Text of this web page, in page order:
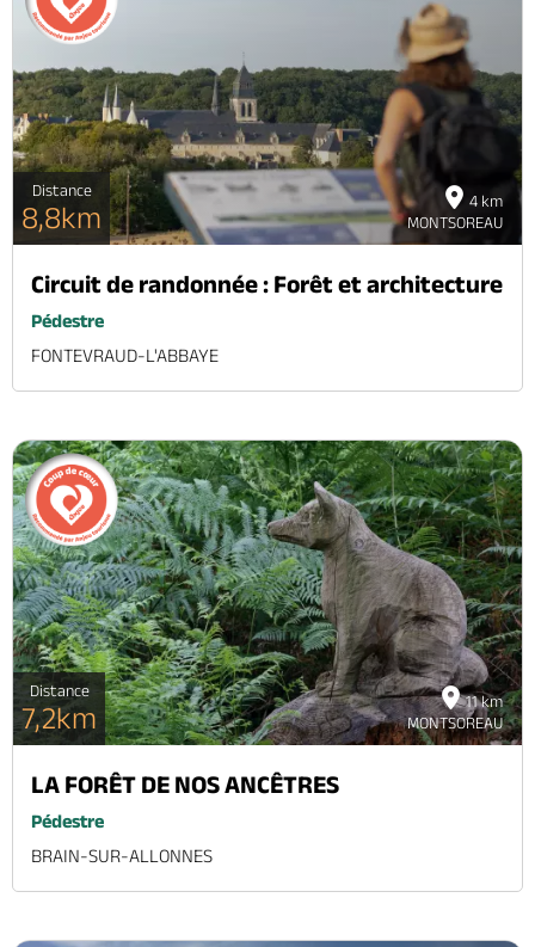
4 km
MONTSOREAU
Distance
8,8km
Circuit de randonnée : Forêt et architecture
Pédestre
FONTEVRAUD-L'ABBAYE
11 km
MONTSOREAU
Distance
7,2km
LA FORÊT DE NOS ANCÊTRES
Pédestre
BRAIN-SUR-ALLONNES